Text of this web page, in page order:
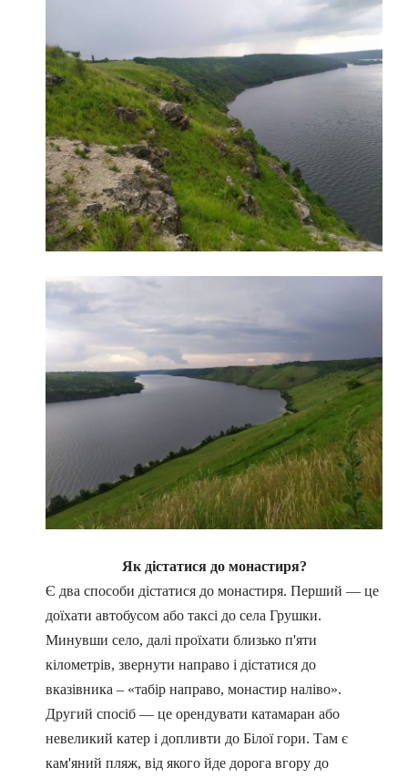
Як дістатися до монастиря?
Є два способи дістатися до монастиря. Перший — це
доїхати автобусом або таксі до села Грушки.
Минувши село, далі проїхати близько п'яти
кілометрів, звернути направо і дістатися до
вказівника – «табір направо, монастир наліво».
Другий спосіб — це орендувати катамаран або
невеликий катер і допливти до Білої гори. Там є
кам'яний пляж, від якого йде дорога вгору до